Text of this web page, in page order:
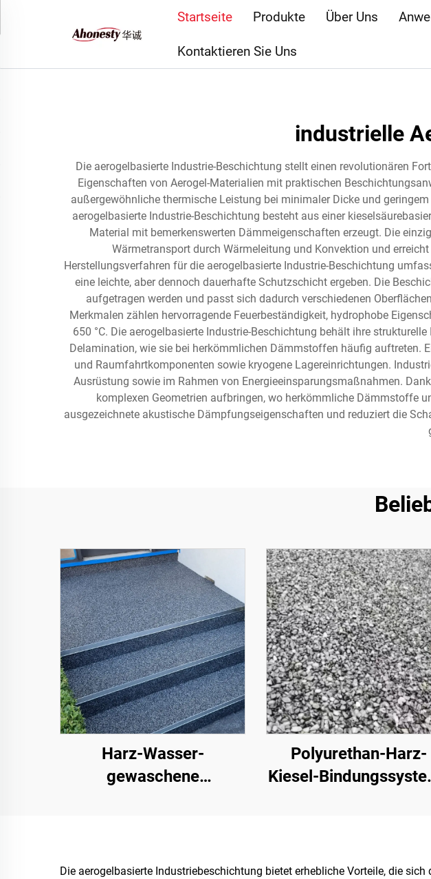
Startseite Produkte Über Uns
Kontaktieren Sie Uns
industrielle
Die aerogelbasierte Industrie-Beschichtung stellt einen revolutionären
Eigenschaften von Aerogel-Materialien mit praktischen
außergewöhnliche thermische Leistung bei minimaler Dicke und
aerogelbasierte Industrie-Beschichtung besteht aus einer
Material mit bemerkenswerten Dämmeigenschaften erzeugt. Die
Wärmetransport durch Wärmeleitung und Konvektion und
Herstellungsverfahren für die aerogelbasierte Industrie-Beschichtung
eine leichte, aber dennoch dauerhafte Schutzschicht ergeben. Die
aufgetragen werden und passt sich dadurch verschiedenen
Merkmalen zählen hervorragende Feuerbeständigkeit, hydrophobe
650 °C. Die aerogelbasierte Industrie-Beschichtung behält ihre
Delamination, wie sie bei herkömmlichen Dämmstoffen häufig auftreten.
und Raumfahrtkomponenten sowie kryogene Lagereinrichtungen.
Ausrüstung sowie im Rahmen von Energieeinsparungsmaßnahmen.
komplexen Geometrien aufbringen, wo herkömmliche Dämmstoffe
ausgezeichnete akustische Dämpfungseigenschaften und reduziert die
Harz-Wasser-
gewaschene
Kristallsteine,
Polyurethan-Harz-
Kiesel-
und Dekoration
Die aerogelbasierte Industriebeschichtung bietet erhebliche Vorteile, die